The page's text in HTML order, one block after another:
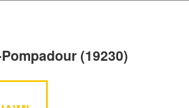
(19230)